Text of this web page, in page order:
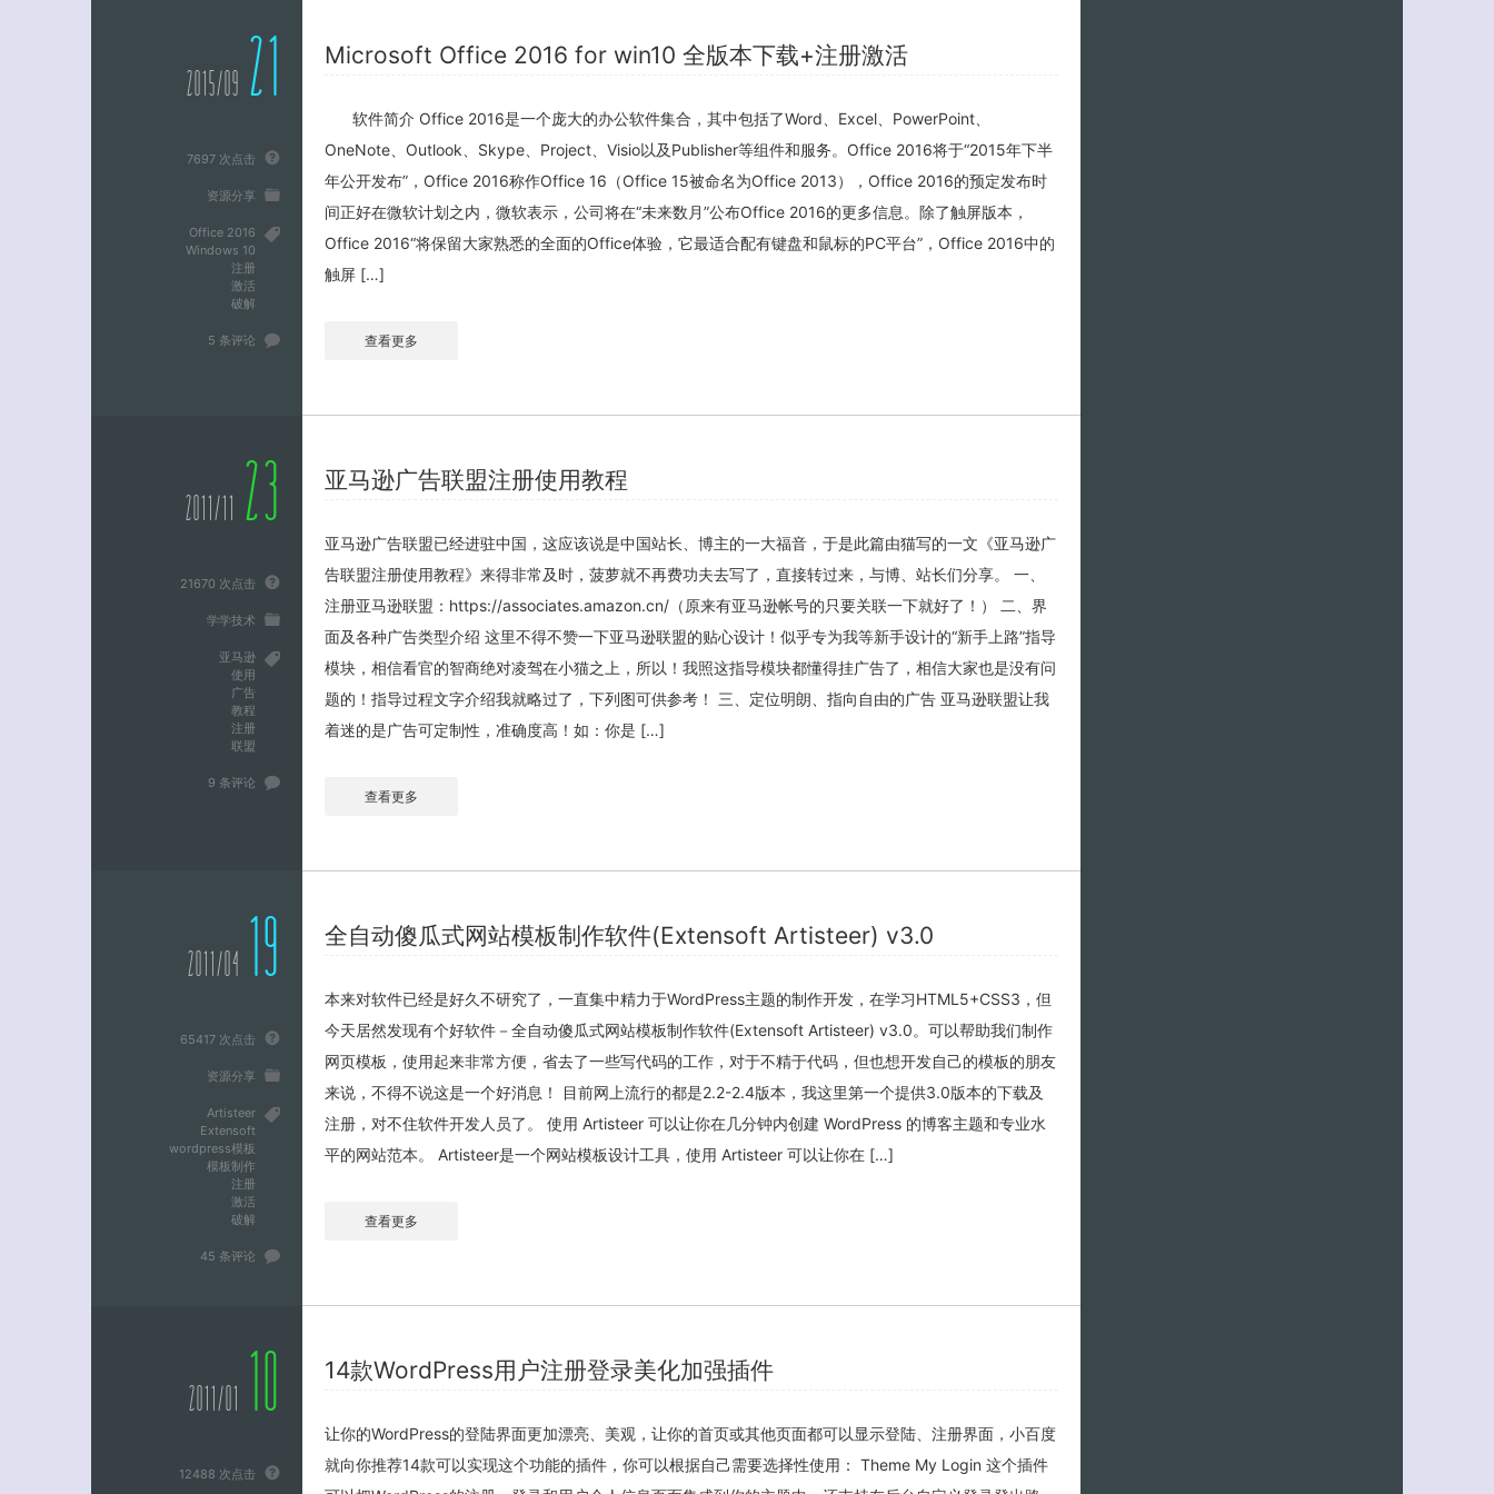
Microsoft Office 2016 for win10 全版本下载+注册激活
软件简介 Office 2016是一个庞大的办公软件集合，其中包括了Word、Excel、PowerPoint、
OneNote、Outlook、Skype、Project、Visio以及Publisher等组件和服务。Office 2016将于“2015年下半
年公开发布”，Office 2016称作Office 16（Office 15被命名为Office 2013），Office 2016的预定发布时
间正好在微软计划之内，微软表示，公司将在“未来数月”公布Office 2016的更多信息。除了触屏版本，
Office 2016“将保留大家熟悉的全面的Office体验，它最适合配有键盘和鼠标的PC平台”，Office 2016中的
触屏 […]
查看更多
2015/09 21
7697 次点击
资源分享
Office 2016
Windows 10
注册
激活
破解
5 条评论
亚马逊广告联盟注册使用教程
亚马逊广告联盟已经进驻中国，这应该说是中国站长、博主的一大福音，于是此篇由猫写的一文《亚马逊广
告联盟注册使用教程》来得非常及时，菠萝就不再费功夫去写了，直接转过来，与博、站长们分享。 一、
注册亚马逊联盟：https://associates.amazon.cn/（原来有亚马逊帐号的只要关联一下就好了！） 二、界
面及各种广告类型介绍 这里不得不赞一下亚马逊联盟的贴心设计！似乎专为我等新手设计的“新手上路”指导
模块，相信看官的智商绝对凌驾在小猫之上，所以！我照这指导模块都懂得挂广告了，相信大家也是没有问
题的！指导过程文字介绍我就略过了，下列图可供参考！ 三、定位明朗、指向自由的广告 亚马逊联盟让我
着迷的是广告可定制性，准确度高！如：你是 […]
查看更多
2011/11 23
21670 次点击
学学技术
亚马逊
使用
广告
教程
注册
联盟
9 条评论
全自动傻瓜式网站模板制作软件(Extensoft Artisteer) v3.0
本来对软件已经是好久不研究了，一直集中精力于WordPress主题的制作开发，在学习HTML5+CSS3，但
今天居然发现有个好软件－全自动傻瓜式网站模板制作软件(Extensoft Artisteer) v3.0。可以帮助我们制作
网页模板，使用起来非常方便，省去了一些写代码的工作，对于不精于代码，但也想开发自己的模板的朋友
来说，不得不说这是一个好消息！ 目前网上流行的都是2.2-2.4版本，我这里第一个提供3.0版本的下载及
注册，对不住软件开发人员了。 使用 Artisteer 可以让你在几分钟内创建 WordPress 的博客主题和专业水
平的网站范本。 Artisteer是一个网站模板设计工具，使用 Artisteer 可以让你在 […]
查看更多
2011/04 19
65417 次点击
资源分享
Artisteer
Extensoft
wordpress模板
模板制作
注册
激活
破解
45 条评论
14款WordPress用户注册登录美化加强插件
让你的WordPress的登陆界面更加漂亮、美观，让你的首页或其他页面都可以显示登陆、注册界面，小百度
就向你推荐14款可以实现这个功能的插件，你可以根据自己需要选择性使用： Theme My Login 这个插件
2011/01 10
12488 次点击